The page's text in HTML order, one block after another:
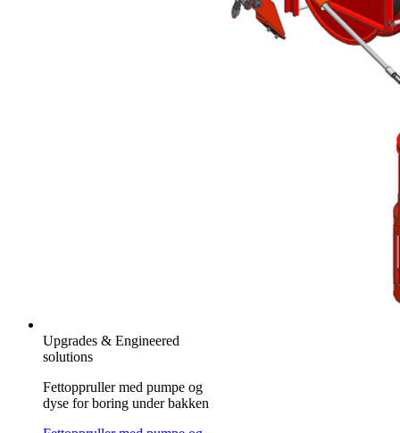
Upgrades & Engineered
solutions
Fettoppruller med pumpe og
dyse for boring under bakken